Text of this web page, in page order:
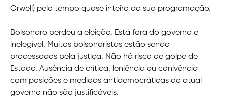
Orwell) pelo tempo quase inteiro da sua programação.
Bolsonaro perdeu a eleição. Está fora do governo e
inelegível. Muitos bolsonaristas estão sendo
processados pela justiça. Não há risco de golpe de
Estado. Ausência de crítica, leniência ou conivência
com posições e medidas antidemocráticas do atual
governo não são justificáveis.